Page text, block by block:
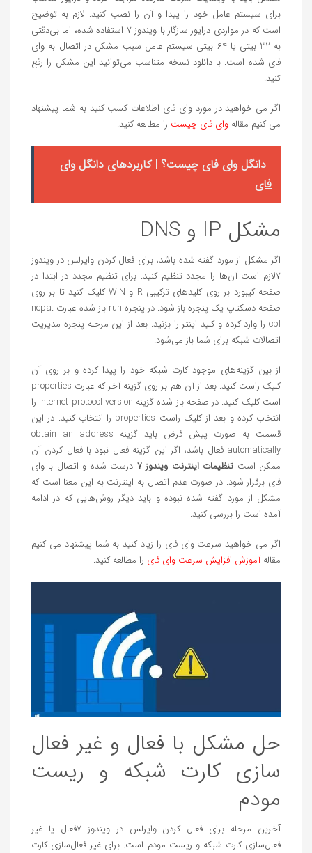
برای سیستم عامل خود را پیدا و آن را نصب کنید. لازم به توضیح
است که در مواردی درایور سازگار با ویندوز 7 استفاده شده، اما بی‌دقتی
به 32 بیتی یا 64 بیتی سیستم عامل سبب مشکل در اتصال به وای
فای شده است. با دانلود نسخه متناسب می‌توانید این مشکل را رفع
کنید.
اگر می خواهید در مورد وای فای اطلاعات کسب کنید به شما پیشنهاد
می کنیم مقاله وای فای چیست را مطالعه کنید.
دانگل وای فای چیست؟ | کاربردهای دانگل وای
فای
مشکل IP و DNS
اگر مشکل از مورد گفته شده باشد، برای فعال کردن وایرلس در ویندوز
۷لازم است آن‌ها را مجدد تنظیم کنید. برای تنظیم مجدد در ابتدا در
صفحه کیبورد بر روی کلید‌های ترکیبی R و WIN کلیک کنید تا بر روی
صفحه دسکتاپ یک پنجره باز شود. در پنجره run باز شده عبارت ncpa.
cpl را وارد کرده و کلید اینتر را بزنید. بعد از این مرحله پنجره مدیریت
اتصالات شبکه برای شما باز می‌شود.
از بین گزینه‌های موجود کارت شبکه خود را پیدا کرده و بر روی آن
کلیک راست کنید. بعد از آن هم بر روی گزینه آخر که عبارت properties
است کلیک کنید. در صفحه باز شده گزینه internet protocol version را
انتخاب کرده و بعد از کلیک راست properties را انتخاب کنید. در این
قسمت به صورت پیش فرض باید گزینه obtain an address
automatically فعال باشد، اگر این گزینه فعال نبود با فعال کردن آن
ممکن است تنظیمات اینترنت ویندوز ۷
درست شده و اتصال با وای
فای برقرار شود. در صورت عدم اتصال به اینترنت به این معنا است که
مشکل از مورد گفته شده نبوده و باید دیگر روش‌هایی که در ادامه
آمده است را بررسی کنید.
اگر می خواهید سرعت وای فای را زیاد کنید به شما پیشنهاد می کنیم
مقالهآموزش افزایش سرعت وای فای را مطالعه کنید.
حل مشکل با فعال و غیر فعال‌
سازی کارت شبکه و ریست
مودم
آخرین مرحله برای فعال کردن وایرلس در ویندوز ۷فعال یا غیر
فعال‌سازی کارت شبکه و ریست مودم است. برای غیر فعال‌سازی کارت